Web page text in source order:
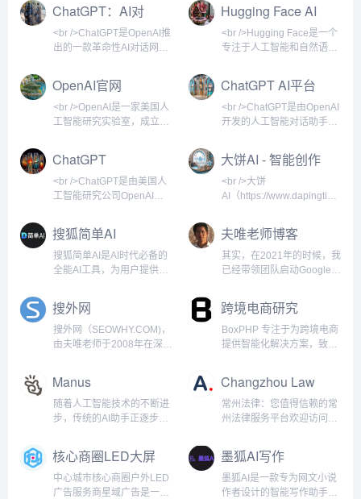
手、API接口及开源模型下
载等服务。作为国内领先的
AI技术平台，DeepSeek以
页端或移动端与AI进行自然
语言交互，获得编程辅助、
知识问答、创意写作、文档
打功能是智能对
直接给出简洁、准确的答
案，并附上引用来源。用户
可以用自然语言提问，系统
的回答。无论是学术研究、
日常咨询、技术问题还是市
场分析，Perplexity都能提
<br /><br /><br /
ChatGPT：AI对
话助手
<br />ChatGPT是OpenAI推
出的一款革命性AI对话网
用户进行流畅交互。自2022
年底发布以来，它迅速成为
全球最受关注的AI产品之
作为AI技术普及的重要标
志，ChatGPT不仅改变了人
们获取信息的方式，也推动
<br />ChatGP
Hugging Face AI
网站简介
<br />Hugging Face是一个
专注于人工智能和自然语言
机器人应用起家，后来转型
为面向AI开发者、研究人员
和企业的开源社区与工具提
学习模型托管和协作平台之
一，被誉为AI领域的
GitHub。用户可以在平台上
图像、音频、视频等多模态
领域。<
OpenAI官网
<br />OpenAI是一家美国人
工智能研究实验室，成立于
发展为目标，致力于确保通
用人工智能（AGI）惠及全
人类。OpenAI最初是非营
研究，其中最著名的产品包
括GPT系列语言模型、
DALL·E图像生成模型，以
具代表
ChatGPT AI平台
介绍
<br />ChatGPT是由OpenAI
开发的人工智能对话助手，
月发布以来，它迅速成为全
球用户量增长最快的消费级
AI应用，月活跃用户数在发
交互完成问答、写作、编
程、翻译、创意生成等多种
任务，并支持多轮对话，记
/>ChatGPT的核心功能
ChatGPT
<br />ChatGPT是由美国人
工智能研究公司OpenAI开
GPT（Generative Pre-
trained Transformer）架
构，经过海量文本数据的预
畅、有逻辑的回复。自2022
年11月发布以来，ChatGPT
迅速成为全球用户量增长最
意等多
大饼AI - 智能创作
平台
<br />大饼
AI（https://
力于为个人用户和企业提供
高效、精准的自然语言处理
服务。平台融合了最新的深
创意策划等核心功能，同时
结合大语言模型与行业知识
图谱，满足用户在写作、营
自上线以来，大饼AI凭
搜狐简单AI
搜狐简单AI是AI时代必备的
全能AI工具，为用户提供全
供海量图片制作设计模板：
电商图，logo设计，证件
照，智能抠图，图片高清修
白也能轻松玩转AI。产品功
能：AI作图：用户可以通过
文字描述生成各种风格的图
个分享和交流AI提示词的平
台，帮助大家更...
夫唯老师博客
其实，在2021年的时候，我
已经带领团队启动Google
突发奇想，如果口罩结束，
岂不是有大量的外国人要来
中国？于是我安排因口罩正
收录很容易，竞争性不强的
长尾词，排名也很容易。谁
知2024年开始还真有大量的
我众多国内旅游业务的搜外
同学，这样，这个新...
搜外网
搜外网（SEOWHY.COM)，
由夫唯老师于2008年在深圳
红书、阿里巴巴等多维SEO
蓝海。我们不仅是搜索引擎
优化的深耕者，更是数字化
平台策略交织碰撞，为学员
开启通往数字化营销的新纪
元。从精细化的关键词布局
跨境电商研究
BoxPHP 专注于为跨境电商
提供智能化解决方案，致力
度融合，帮助企业快速提升
市场竞争力。基于
Laravel/PHP高效开发框
企业提供一站式平台开发与
优化服务，助力电商平台在
激烈的市场中脱颖而出。 我
Manus
随着人工智能技术的不断进
步，传统的AI助手正逐步向
日，一支中国研发团队震撼
发布了全球首款AI Agent产
品——Manus。作为一款兼
Changzhou Law
常州法律：您值得信赖的常
州法律服务平台欢迎访问常
力于为常州地区提供全面的
法律咨询和专业的法律服
务。我们的网站旨在为个人
核心商圈LED大屏
媒体
中心城市核心商圈户外LED
广告服务商星域广告是一家
墨狐AI写作
墨狐AI是一款专为网文小说
作者设计的智能写作助手，